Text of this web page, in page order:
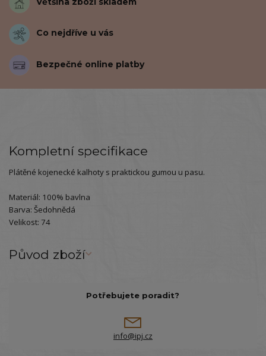
Co nejdříve u vás
Bezpečné online platby
Kompletní specifikace
Plátěné kojenecké kalhoty s praktickou gumou u pasu.
Materiál: 100% bavlna
Barva: Šedohnědá
Velikost: 74
Původ zboží
Potřebujete poradit?
info@ipj.cz